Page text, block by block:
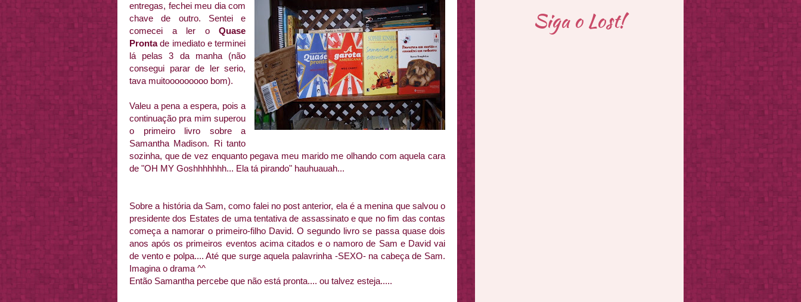
entregas, fechei meu dia com
chave de outro. Sentei e
comecei a ler o Quase
Prontade imediato e terminei
lá pelas 3 da manha (não
consegui parar de ler serio,
tava muitooooooooo bom).
Valeu a pena a espera, pois a
continuação pra mim superou
o primeiro livro sobre a
Samantha Madison. Ri tanto
sozinha, que de vez enquanto pegava meu marido me olhando com aquela cara
de "OH MY Goshhhhhhh... Ela tá pirando" hauhuauah...
Sobre a história da Sam, como falei no post anterior, ela é a menina que salvou o
presidente dos Estates de uma tentativa de assassinato e que no fim das contas
começa a namorar o primeiro-filho David. O segundo livro se passa quase dois
anos após os primeiros eventos acima citados e o namoro de Sam e David vai
de vento e polpa.... Até que surge aquela palavrinha -SEXO- na cabeça de Sam.
Imagina o drama ^^
Então Samantha percebe que não está pronta.... ou talvez esteja.....
Siga o Lost!